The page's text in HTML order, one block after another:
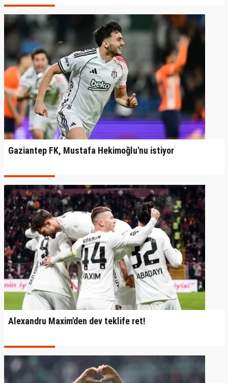
Gaziantep FK, Mustafa Hekimoğlu'nu istiyor
Alexandru Maxim'den dev teklife ret!